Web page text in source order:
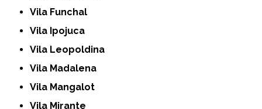
Vila Funchal
Vila Ipojuca
Vila Leopoldina
Vila Madalena
Vila Mangalot
Vila Mirante